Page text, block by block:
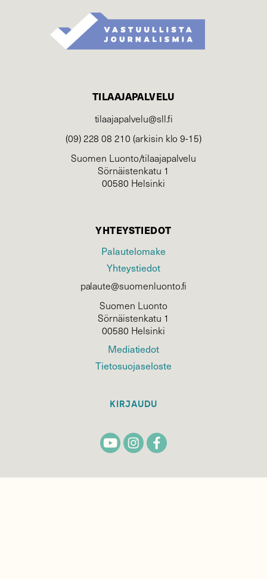
TILAAJAPALVELU
tilaajapalvelu@sll.fi
(09) 228 08 210 (arkisin klo 9-15)
Suomen Luonto/tilaajapalvelu
Sörnäistenkatu 1
00580 Helsinki
YHTEYSTIEDOT
Palautelomake
Yhteystiedot
palaute@suomenluonto.fi
Suomen Luonto
Sörnäistenkatu 1
00580 Helsinki
Mediatiedot
Tietosuojaseloste
KIRJAUDU